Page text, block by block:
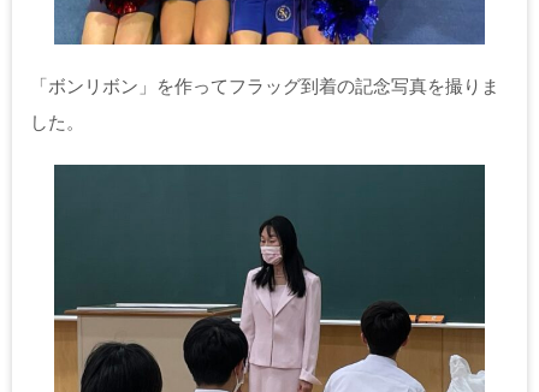
「ボンリボン」を作ってフラッグ到着の記念写真を撮りま
した。